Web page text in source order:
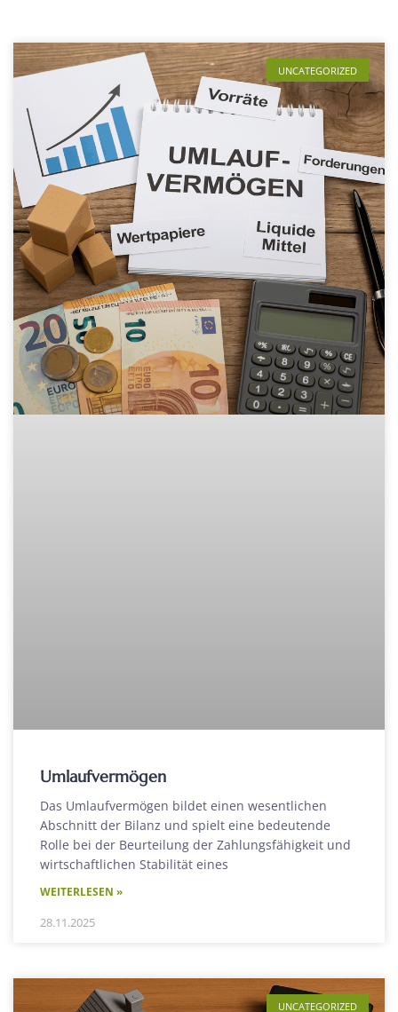
UNCATEGORIZED
Umlaufvermögen
Das Umlaufvermögen bildet einen wesentlichen
Abschnitt der Bilanz und spielt eine bedeutende
Rolle bei der Beurteilung der Zahlungsfähigkeit und
wirtschaftlichen Stabilität eines
WEITERLESEN »
28.11.2025
UNCATEGORIZED